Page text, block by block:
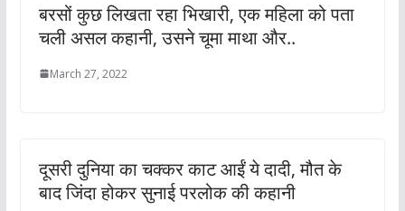
बरसों कुछ लिखता रहा भिखारी, एक महिला को पता
चली असल कहानी, उसने चूमा माथा और..
March 27, 2022
दूसरी दुनिया का चक्कर काट आईं ये दादी, मौत के
बाद जिंदा होकर सुनाई परलोक की कहानी